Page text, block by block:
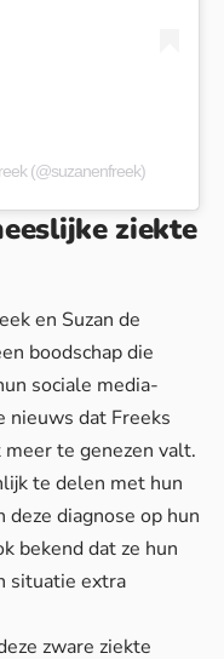
(@suzanenfreek)
ziekte
en Suzan de
boodschap die
sociale media-
nieuws dat Freeks
te genezen valt.
te delen met hun
deze diagnose op hun
bekend dat ze hun
situatie extra
zware ziekte